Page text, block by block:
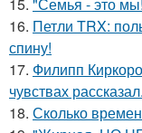
15. "Семья - это мы!
16. Петли TRX:
спину!
17. Филипп
чувствах рассказал.
18. Сколько